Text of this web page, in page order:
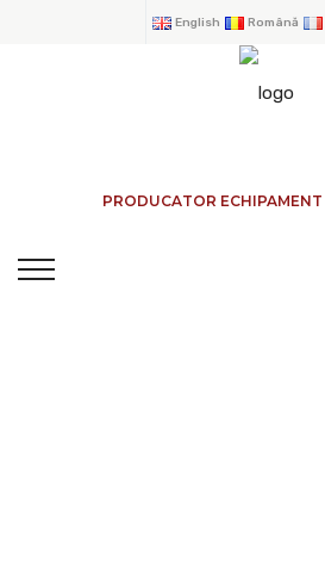
English Română
PRODUCATOR